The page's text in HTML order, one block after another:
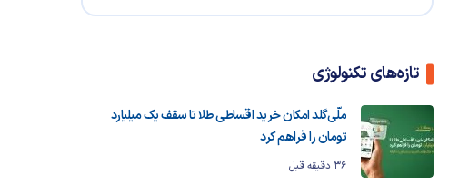
تازه‌های تکنولوژی
ملّی‌گلد امکان خرید اقساطی طلا تا سقف یک میلیارد
تومان را فراهم کرد
36 دقیقه قبل